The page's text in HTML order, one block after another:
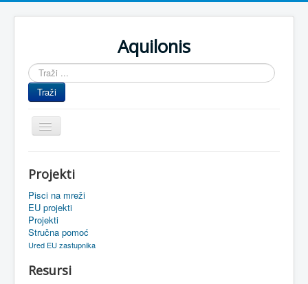
Aquilonis
Traži
...
Traži
Prikaz/Sakrivanje
navigacije
Upravljanje znanjem
Obrazovanje
Upravljanje projektima
Oaza
Projekti
Pisci na mreži
EU projekti
Projekti
Stručna pomoć
Ured EU zastupnika
Resursi